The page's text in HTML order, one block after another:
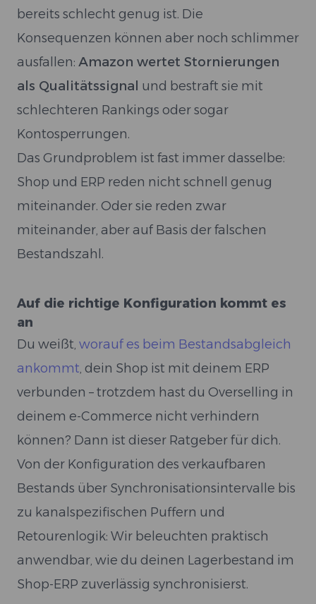
bereits schlecht genug ist. Die
Konsequenzen können aber noch schlimmer
ausfallen: Amazon wertet Stornierungen
als Qualitätssignal und bestraft sie mit
schlechteren Rankings oder sogar
Kontosperrungen.
Das Grundproblem ist fast immer dasselbe:
Shop und ERP reden nicht schnell genug
miteinander. Oder sie reden zwar
miteinander, aber auf Basis der falschen
Bestandszahl.
Auf die richtige Konfiguration kommt es
an
Du weißt, worauf es beim Bestandsabgleich
ankommt, dein Shop ist mit deinem ERP
verbunden – trotzdem hast du Overselling in
deinem e-Commerce nicht verhindern
können? Dann ist dieser Ratgeber für dich.
Von der Konfiguration des verkaufbaren
Bestands über Synchronisationsintervalle bis
zu kanalspezifischen Puffern und
Retourenlogik: Wir beleuchten praktisch
anwendbar, wie du deinen Lagerbestand im
Shop-ERP zuverlässig synchronisierst.